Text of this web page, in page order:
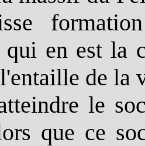
qui en est la
de la
le
que ce